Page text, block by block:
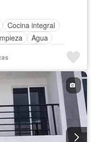
Cocina integral
Agua